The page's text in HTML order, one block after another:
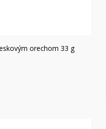
náhľadorechom 33 g